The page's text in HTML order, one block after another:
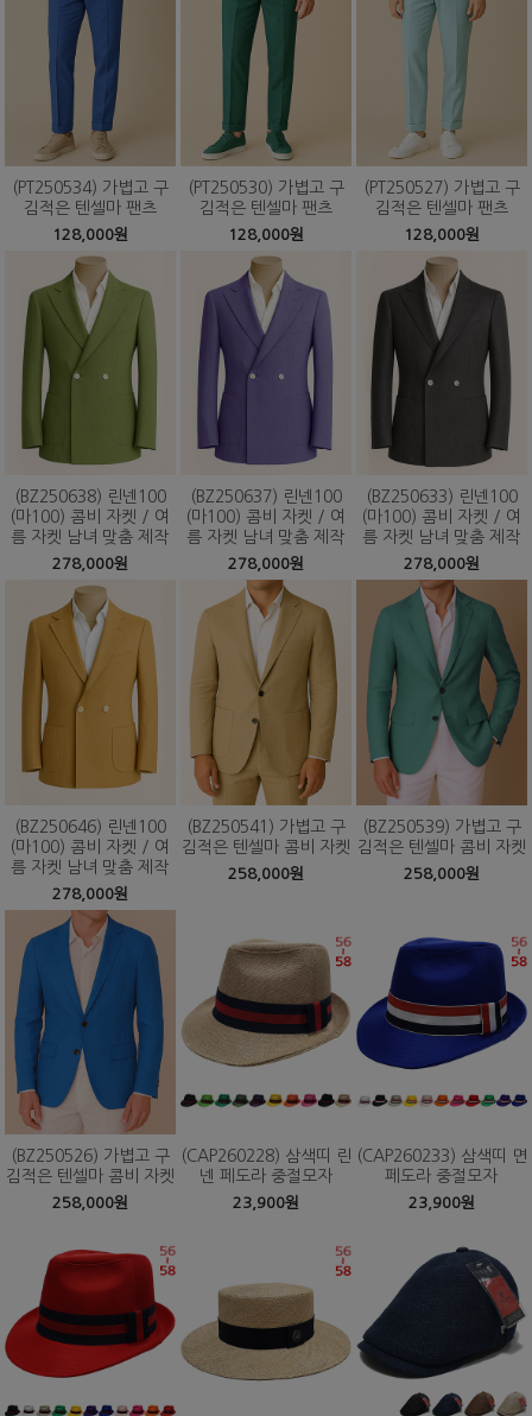
(PT250534) 가볍고 구
김적은 텐셀마 팬츠
128,000원
(PT250530) 가볍고 구
김적은 텐셀마 팬츠
128,000원
(PT250527) 가볍고 구
김적은 텐셀마 팬츠
128,000원
(BZ250638) 린넨100
(마100) 콤비 자켓 / 여
름 자켓 남녀 맞춤 제작
278,000원
(BZ250637) 린넨100
(마100) 콤비 자켓 / 여
름 자켓 남녀 맞춤 제작
278,000원
(BZ250633) 린넨100
(마100) 콤비 자켓 / 여
름 자켓 남녀 맞춤 제작
278,000원
(BZ250646) 린넨100
(마100) 콤비 자켓 / 여
름 자켓 남녀 맞춤 제작
278,000원
(BZ250541) 가볍고 구
김적은 텐셀마 콤비 자켓
258,000원
(BZ250539) 가볍고 구
김적은 텐셀마 콤비 자켓
258,000원
(BZ250526) 가볍고 구
김적은 텐셀마 콤비 자켓
258,000원
(CAP260228) 삼색띠 린
넨 페도라 중절모자
23,900원
(CAP260233) 삼색띠 면
페도라 중절모자
23,900원